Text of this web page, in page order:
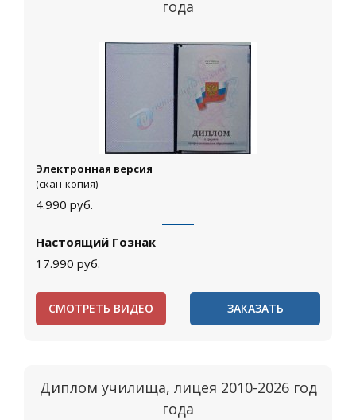
года
Электронная версия
(скан-копия)
4.990 руб.
Настоящий Гознак
17.990 руб.
СМОТРЕТЬ ВИДЕО ЗАКАЗАТЬ
Диплом училища, лицея 2010-2026 год
года